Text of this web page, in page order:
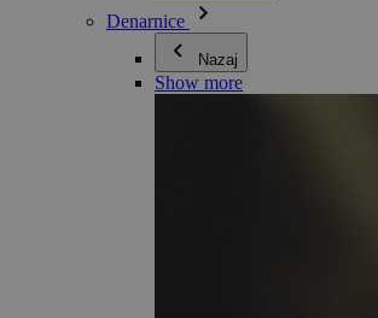
Denarnice
Nazaj
Show more